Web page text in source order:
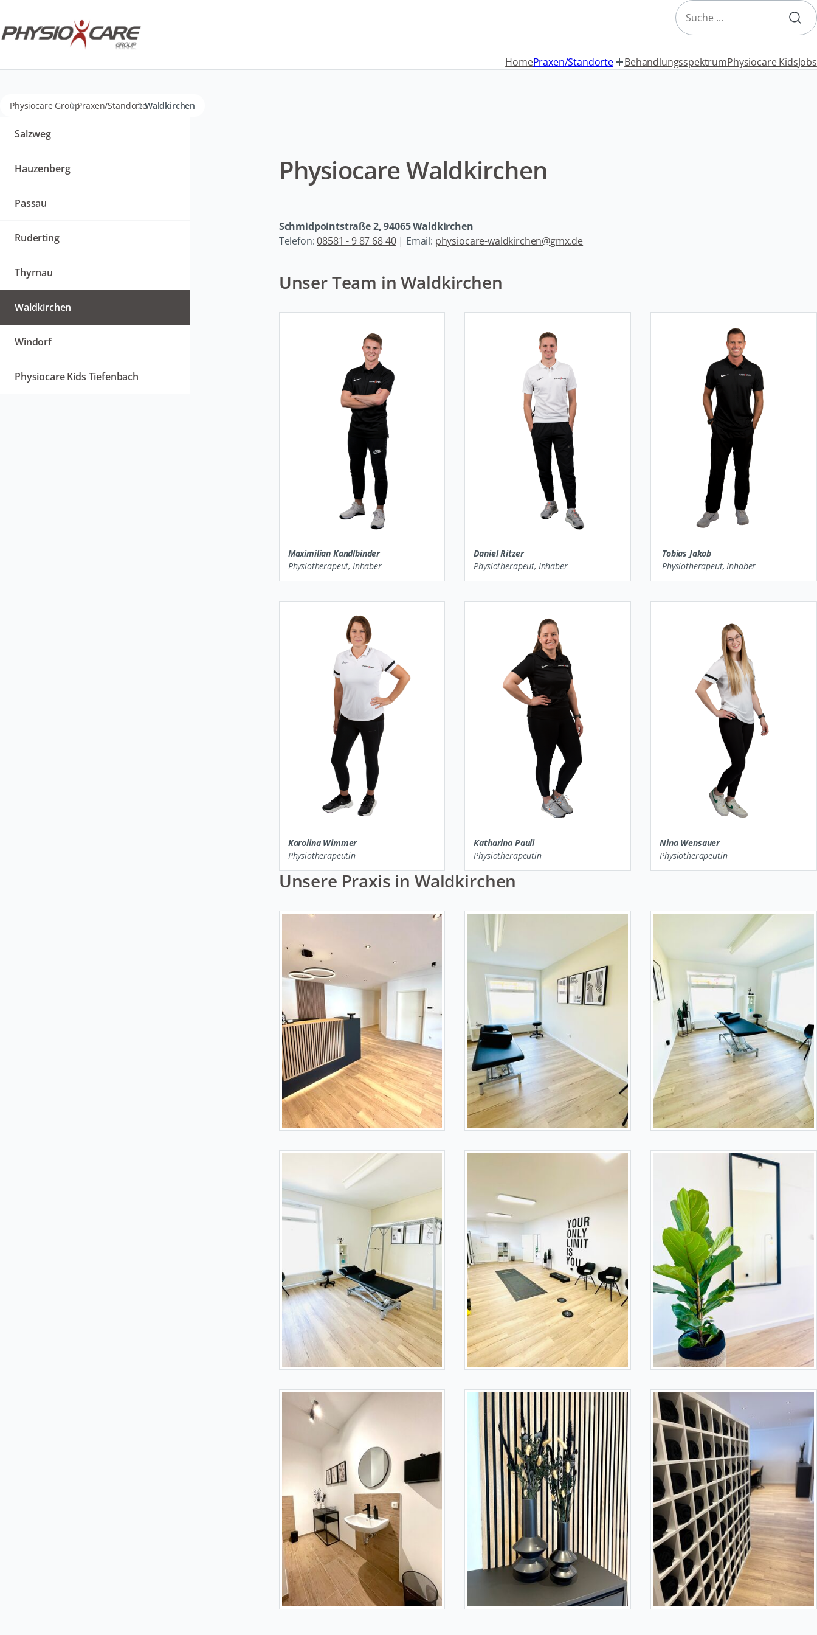
Search
HomePraxen/Standorte BehandlungsspektrumPhysiocare KidsJobs
Physiocare GroupPraxen/StandorteWaldkirchen
Physiocare Waldkirchen
Schmidpointstraße 2, 94065 Waldkirchen
Telefon:08581 - 9 87 68 40| Email: physiocare-waldkirchen@gmx.de
Unser Team in Waldkirchen
Maximilian Kandlbinder
Physiotherapeut, Inhaber
Daniel Ritzer
Physiotherapeut, Inhaber
Tobias Jakob
Physiotherapeut, Inhaber
Karolina Wimmer
Physiotherapeutin
Katharina Pauli
Physiotherapeutin
Nina Wensauer
Physiotherapeutin
Unsere Praxis in Waldkirchen
Navigation
Salzweg
Hauzenberg
Passau
Ruderting
Thyrnau
Waldkirchen
Windorf
Physiocare Kids Tiefenbach